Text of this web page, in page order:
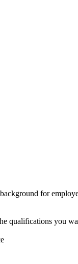
for
qualifications you